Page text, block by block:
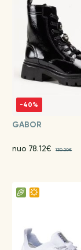
-40%
GABOR
nuo 78.12€ 130.20€